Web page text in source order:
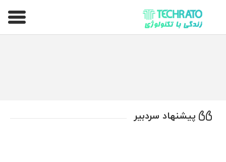
تکراتو – زندگی با تکنولوژی
پیشنهاد سردبیر